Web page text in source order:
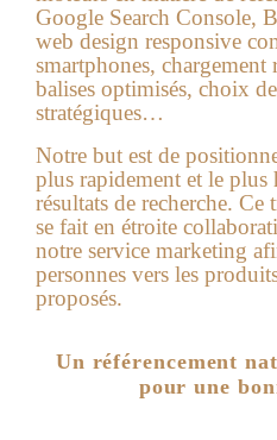
Google Search Console,
web design responsive
smartphones, chargement
balises optimisés, choix
stratégiques…
Notre but est de
plus rapidement et le plus
résultats de recherche. Ce
se fait en étroite
notre service marketing
personnes vers les
proposés.
Un référencement
pour une